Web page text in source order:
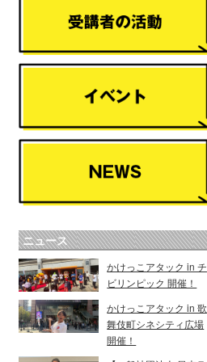
ニュース
かけっこアタック in チ
ビリンピック 開催！
かけっこアタック in 歌
舞伎町シネシティ広場
開催！